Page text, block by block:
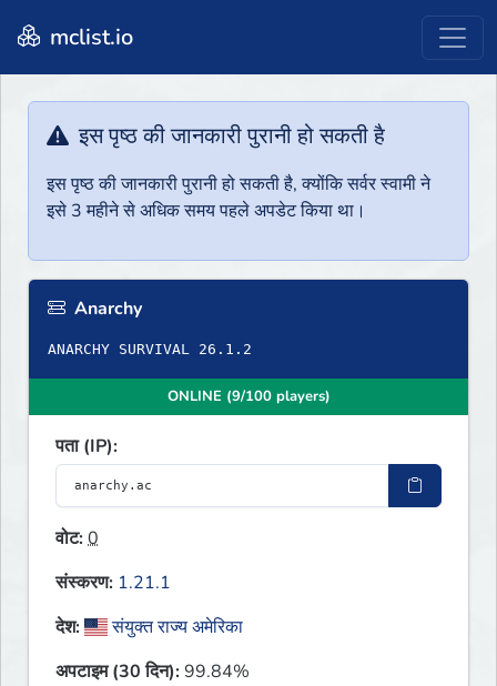
mclist.io
इस पृष्ठ की जानकारी पुरानी हो सकती है
इस पृष्ठ की जानकारी पुरानी हो सकती है, क्योंकि सर्वर स्वामी ने
इसे 3 महीने से अधिक समय पहले अपडेट किया था।
Anarchy
ANARCHY SURVIVAL 26.1.2
ONLINE (9/100 players)
पता (IP):
वोट:0
संस्करण: 1.21.1
देश:
संयुक्त राज्य अमेरिका
अपटाइम (30 दिन):99.84%